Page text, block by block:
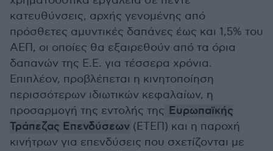
κατευθύνσεις, αρχής γενομένης από
πρόσθετες αμυντικές δαπάνες έως και 1,5% του
ΑΕΠ, οι οποίες θα εξαιρεθούν από τα όρια
δαπανών της Ε.Ε. για τέσσερα χρόνια.
Επιπλέον, προβλέπεται η κινητοποίηση
περισσότερων ιδιωτικών κεφαλαίων, η
προσαρμογή της εντολής της Ευρωπαϊκής
Τράπεζας Επενδύσεων (ΕΤΕΠ) και η παροχή
κινήτρων για επενδύσεις που σχετίζονται με